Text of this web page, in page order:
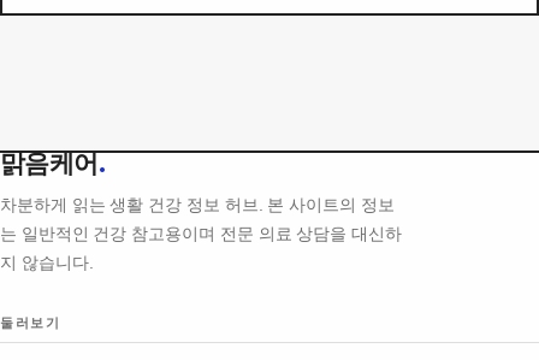
맑음케어.
차분하게 읽는 생활 건강 정보 허브. 본 사이트의 정보
는 일반적인 건강 참고용이며 전문 의료 상담을 대신하
지 않습니다.
둘러보기